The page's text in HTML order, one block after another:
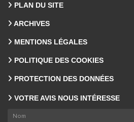
PLAN DU SITE
ARCHIVES
MENTIONS LÉGALES
POLITIQUE DES COOKIES
PROTECTION DES DONNÉES
VOTRE AVIS NOUS INTÉRESSE